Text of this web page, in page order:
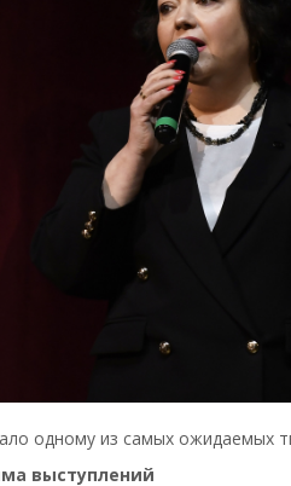
одному из самых ожидаемых
выступлений